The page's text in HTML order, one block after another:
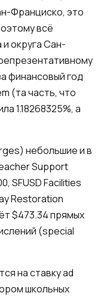
Франциско, это
всё
округа Сан-
финансовый год
(та часть, что
1.18268325%, а
небольшие и в
Support
SFUSD Facilities
Restoration
$473.34 прямых
(special
на ставку ad
школьных